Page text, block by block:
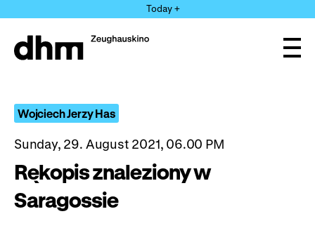
directly
the
Today +
Wojciech Jerzy Has
Sunday, 29. August 2021, 06.00 PM
Rękopis znaleziony w
Saragossie